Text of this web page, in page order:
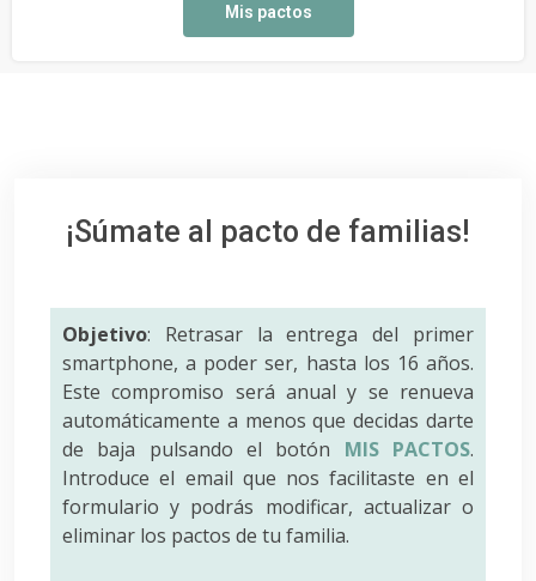
Mis pactos
¡Súmate al pacto de familias!
Objetivo: Retrasar la entrega del primer
smartphone, a poder ser, hasta los 16 años.
Este compromiso será anual y se renueva
automáticamente a menos que decidas darte
de baja pulsando el botón MIS PACTOS.
Introduce el email que nos facilitaste en el
formulario y podrás modificar, actualizar o
eliminar los pactos de tu familia.